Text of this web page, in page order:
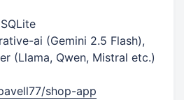
ai (Gemini 2.5 Flash),
(Llama, Qwen, Mistral etc.)
shop-app